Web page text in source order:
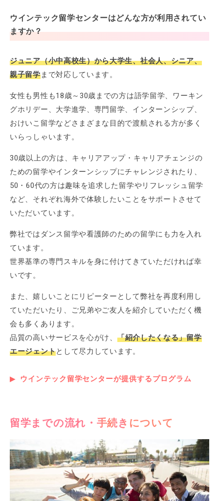
ウインテック留学センターはどんな方が利用されてい
ますか？
ジュニア（小中高校生）から大学生、社会人、シニア、
親子留学まで対応しています。
女性も男性も18歳～30歳までの方は語学留学、ワーキン
グホリデー、大学進学、専門留学、インターンシップ、
おけいこ留学などさまざまな目的で渡航される方が多く
いらっしゃいます。
30歳以上の方は、キャリアアップ・キャリアチェンジの
ための留学やインターンシップにチャレンジされたり、
50・60代の方は趣味を追求した留学やリフレッシュ留学
など、それぞれ海外で体験したいことをサポートさせて
いただいています。
弊社ではダンス留学や看護師のための留学にも力を入れ
ています。
世界基準の専門スキルを身に付けてきていただければ幸
いです。
また、嬉しいことにリピーターとして弊社を再度利用し
ていただいたり、ご兄弟やご友人を紹介していただく機
会も多くあります。
品質の高いサービスを心がけ、 「紹介したくなる」留学
エージェントとして尽力しています。
ウインテック留学センターが提供するプログラム
留学までの流れ・手続きについて